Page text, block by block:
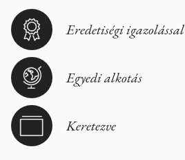
Eredetiségi igazolással
Egyedi alkotás
Keretezve